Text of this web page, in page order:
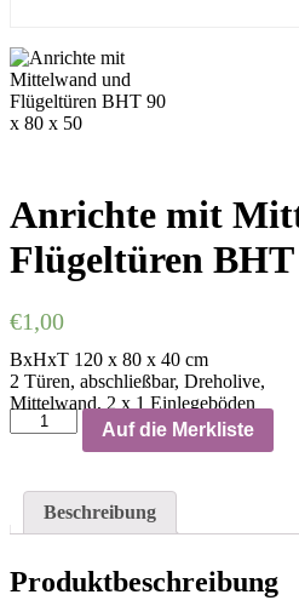
Anrichte mit
Flügeltüren BHT
€1,00
BxHxT 120 x 80 x 40 cm
2 Türen, abschließbar, Dreholive,
Mittelwand, 2 x 1 Einlegeböden
Auf die Merkliste
Beschreibung
Produktbeschreibung